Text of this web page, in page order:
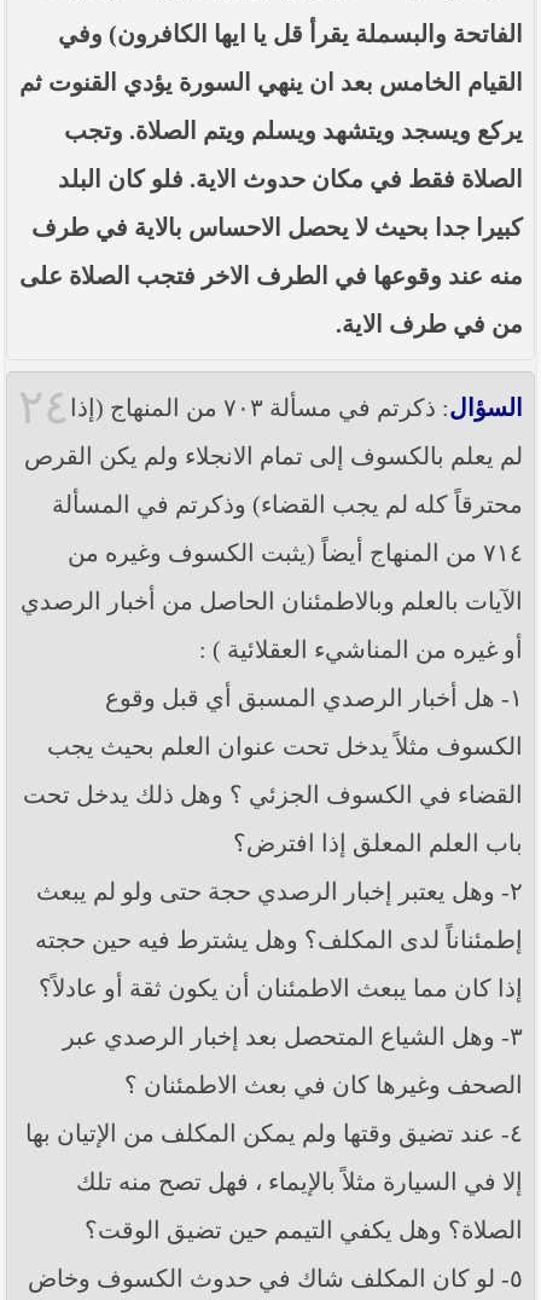
الفاتحة والبسملة يقرأ قل يا ايها الكافرون) وفي
القيام الخامس بعد ان ينهي السورة يؤدي القنوت ثم
يركع ويسجد ويتشهد ويسلم ويتم الصلاة. وتجب
الصلاة فقط في مكان حدوث الاية. فلو كان البلد
كبيرا جدا بحيث لا يحصل الاحساس بالاية في طرف
منه عند وقوعها في الطرف الاخر فتجب الصلاة على
من في طرف الاية.
٢٤ السؤال
: ذكرتم في مسألة ٧٠٣ من المنهاج (إذا
لم يعلم بالكسوف إلى تمام الانجلاء ولم يكن القرص
محترقاً كله لم يجب القضاء) وذكرتم في المسألة
٧١٤ من المنهاج أيضاً (يثبت الكسوف وغيره من
الآيات بالعلم وبالاطمئنان الحاصل من أخبار الرصدي
أو غيره من المناشيء العقلائية ) :
١- هل أخبار الرصدي المسبق أي قبل وقوع
الكسوف مثلاً يدخل تحت عنوان العلم بحيث يجب
القضاء في الكسوف الجزئي ؟ وهل ذلك يدخل تحت
باب العلم المعلق إذا افترض؟
٢- وهل يعتبر إخبار الرصدي حجة حتى ولو لم يبعث
إطمئناناً لدى المكلف؟ وهل يشترط فيه حين حجته
إذا كان مما يبعث الاطمئنان أن يكون ثقة أو عادلاً؟
٣- وهل الشياع المتحصل بعد إخبار الرصدي عبر
الصحف وغيرها كان في بعث الاطمئنان ؟
٤- عند تضيق وقتها ولم يمكن المكلف من الإتيان بها
إلا في السيارة مثلاً بالإيماء ، فهل تصح منه تلك
الصلاة؟ وهل يكفي التيمم حين تضيق الوقت؟
٥- لو كان المكلف شاك في حدوث الكسوف وخاض